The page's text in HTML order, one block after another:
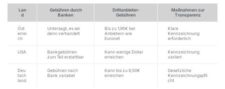
Lan
d
Gebühren durch
Banken
Drittanbieter-
Gebühren
Maßnahmen zur
Transparenz
Öst
errei
ch
Untersagt, es sei
denn verhandelt
Bis zu 1,95€ bei
Anbietern wie
Euronet
Klare
Kennzeichnung
erforderlich
USA
Bankgebühren
zum Teil erstattbar
Kann wenige Dollar
erreichen
Kennzeichnung
variiert
Deu
tsch
land
Gebühren nach
Bank variabel
Kann bis zu 6,50€
erreichen
Gesetzliche
Kennzeichnungspfli
cht